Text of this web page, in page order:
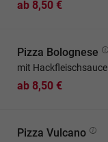
ab 8,50 €
Pizza Bolognese
mit Hackfleischsauce
ab 8,50 €
Pizza Vulcano